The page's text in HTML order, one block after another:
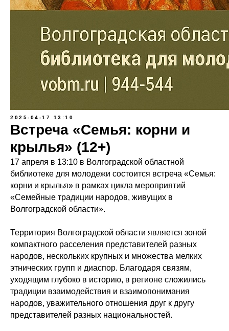
2025-04-17 13:10
Встреча «Семья: корни и
крылья» (12+)
17 апреля в 13:10 в Волгоградской областной
библиотеке для молодежи состоится встреча «Семья:
корни и крылья» в рамках цикла мероприятий
«Семейные традиции народов, живущих в
Волгоградской области».
Территория Волгоградской области является зоной
компактного расселения представителей разных
народов, нескольких крупных и множества мелких
этнических групп и диаспор. Благодаря связям,
уходящим глубоко в историю, в регионе сложились
традиции взаимодействия и взаимопонимания
народов, уважительного отношения друг к другу
представителей разных национальностей.